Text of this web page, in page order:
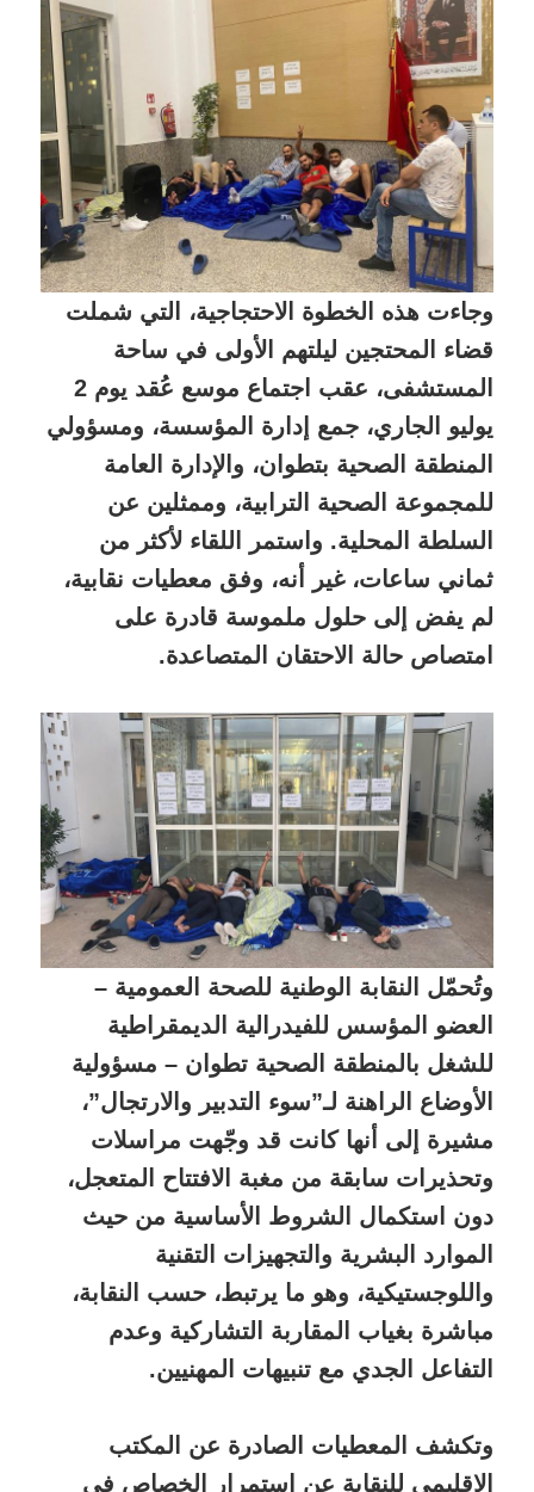
وجاءت هذه الخطوة الاحتجاجية، التي شملت
قضاء المحتجين ليلتهم الأولى في ساحة
المستشفى، عقب اجتماع موسع عُقد يوم 2
يوليو الجاري، جمع إدارة المؤسسة، ومسؤولي
المنطقة الصحية بتطوان، والإدارة العامة
للمجموعة الصحية الترابية، وممثلين عن
السلطة المحلية. واستمر اللقاء لأكثر من
ثماني ساعات، غير أنه، وفق معطيات نقابية،
لم يفض إلى حلول ملموسة قادرة على
امتصاص حالة الاحتقان المتصاعدة.
وتُحمّل النقابة الوطنية للصحة العمومية –
العضو المؤسس للفيدرالية الديمقراطية
للشغل بالمنطقة الصحية تطوان – مسؤولية
الأوضاع الراهنة لـ”سوء التدبير والارتجال”،
مشيرة إلى أنها كانت قد وجّهت مراسلات
وتحذيرات سابقة من مغبة الافتتاح المتعجل،
دون استكمال الشروط الأساسية من حيث
الموارد البشرية والتجهيزات التقنية
واللوجستيكية، وهو ما يرتبط، حسب النقابة،
مباشرة بغياب المقاربة التشاركية وعدم
التفاعل الجدي مع تنبيهات المهنيين.
وتكشف المعطيات الصادرة عن المكتب
الإقليمي للنقابة عن استمرار الخصاص في